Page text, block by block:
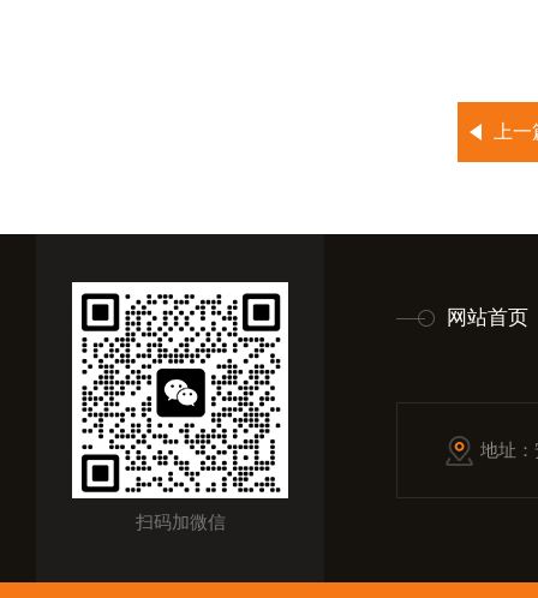
上
扫码加微信
网站首页
地址